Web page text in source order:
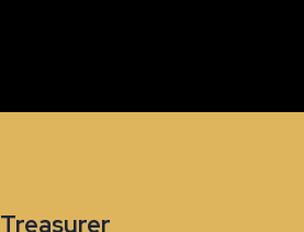
Treasurer